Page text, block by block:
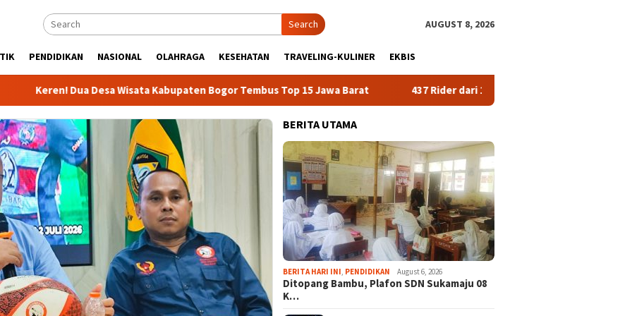
Search AUGUST 8, 2026
PENDIDIKAN NASIONAL OLAHRAGA KESEHATAN TRAVELING-KULINER EKBIS
Dua Desa Wisata Kabupaten Bogor Tembus Top 15 Jawa Barat 437 Rider dari 18 Provinsi Ramaikan Bupati Cup 2026
BERITA UTAMA
BERITA HARI INI PENDIDIKAN August 6, 2026
Ditopang Bambu, Plafon SDN Sukamaju 08
K…